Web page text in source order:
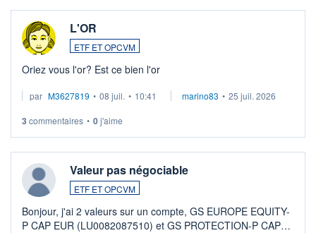
L'OR
ETF ET OPCVM
Oriez vous l'or? Est ce bien l'or
par M3627819 • 08 juil. • 10:41 marino83 • 25 juil. 2026
3 commentaires • 0j'aime
Valeur pas négociable
ETF ET OPCVM
Bonjour, j'ai 2 valeurs sur un compte, GS EUROPE EQUITY-
P CAP EUR (LU0082087510) et GS PROTECTION-P CAP